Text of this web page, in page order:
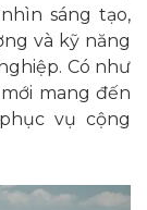
sáng tạo,
và kỹ năng
Có như
mới mang đến
vụ cộng